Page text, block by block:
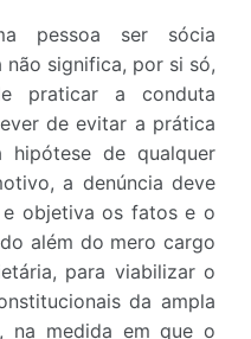
pessoa ser sócia
significa, por si só,
praticar a conduta
de evitar a prática
de qualquer
a denúncia deve
objetiva os fatos e o
além do mero cargo
para viabilizar o
da ampla
na medida em que o